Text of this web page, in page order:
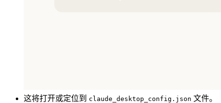
这将打开或定位到 claude_desktop_config.json 文件。